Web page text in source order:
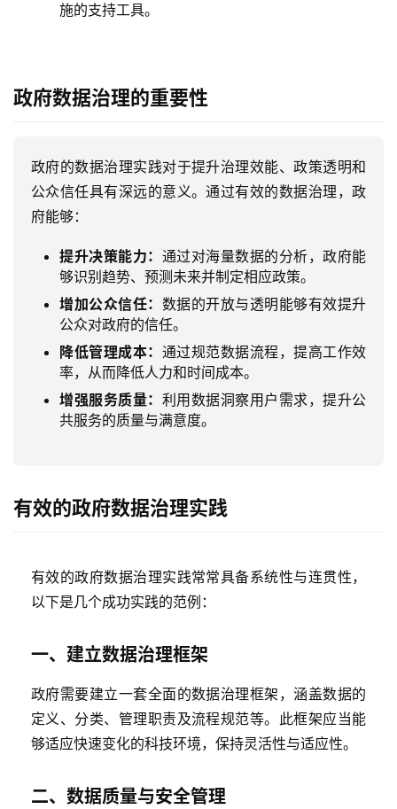
施的支持工具。
政府数据治理的重要性
政府的数据治理实践对于提升治理效能、政策透明和
公众信任具有深远的意义。通过有效的数据治理，政
府能够：
提升决策能力： 通过对海量数据的分析，政府能
够识别趋势、预测未来并制定相应政策。
增加公众信任： 数据的开放与透明能够有效提升
公众对政府的信任。
降低管理成本： 通过规范数据流程，提高工作效
率，从而降低人力和时间成本。
增强服务质量： 利用数据洞察用户需求，提升公
共服务的质量与满意度。
有效的政府数据治理实践
有效的政府数据治理实践常常具备系统性与连贯性，
以下是几个成功实践的范例：
一、建立数据治理框架
政府需要建立一套全面的数据治理框架，涵盖数据的
定义、分类、管理职责及流程规范等。此框架应当能
够适应快速变化的科技环境，保持灵活性与适应性。
二、数据质量与安全管理